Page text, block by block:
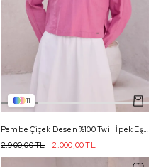
11
Pembe Çiçek Desen %100 Twill İpek Eşarp 4204 - 80
2.000,00 TL
2.900,00 TL